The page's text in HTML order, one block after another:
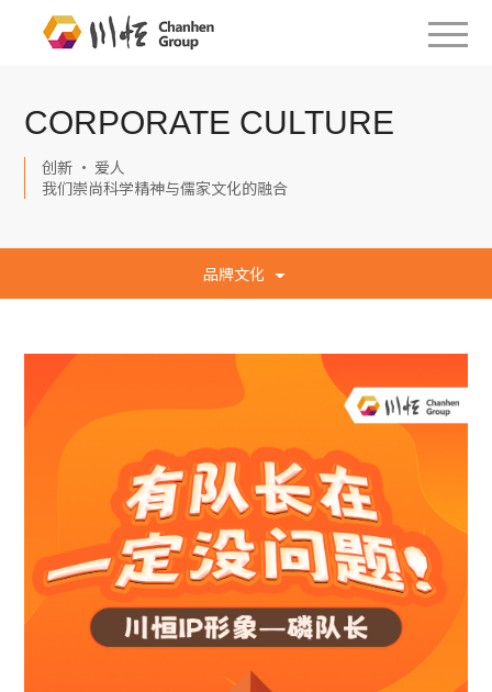
CORPORATE CULTURE
创新 · 爱人
我们崇尚科学精神与儒家文化的融合
品牌文化